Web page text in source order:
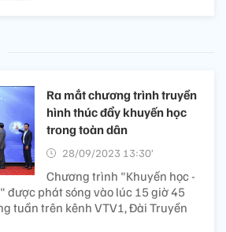
Ra mắt chương trình truyền
hình thúc đẩy khuyến học
trong toàn dân
28/09/2023 13:30’
Chương trình "Khuyến học -
được phát sóng vào lúc 15 giờ 45
tuần trên kênh VTV1, Đài Truyền